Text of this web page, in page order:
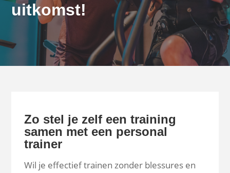
uitkomst!
Zo stel je zelf een training
samen met een personal
trainer
Wil je effectief trainen zonder blessures en